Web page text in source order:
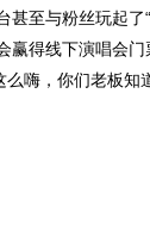
至与粉丝玩起了
赢得线下演唱会
么嗨，你们老板知